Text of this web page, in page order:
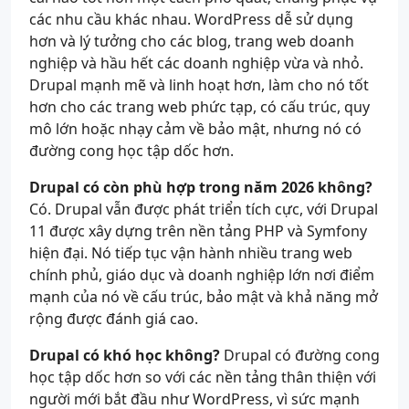
các nhu cầu khác nhau. WordPress dễ sử dụng
hơn và lý tưởng cho các blog, trang web doanh
nghiệp và hầu hết các doanh nghiệp vừa và nhỏ.
Drupal mạnh mẽ và linh hoạt hơn, làm cho nó tốt
hơn cho các trang web phức tạp, có cấu trúc, quy
mô lớn hoặc nhạy cảm về bảo mật, nhưng nó có
đường cong học tập dốc hơn.
Drupal có còn phù hợp trong năm 2026 không?
Có. Drupal vẫn được phát triển tích cực, với Drupal
11 được xây dựng trên nền tảng PHP và Symfony
hiện đại. Nó tiếp tục vận hành nhiều trang web
chính phủ, giáo dục và doanh nghiệp lớn nơi điểm
mạnh của nó về cấu trúc, bảo mật và khả năng mở
rộng được đánh giá cao.
Drupal có khó học không? Drupal có đường cong
học tập dốc hơn so với các nền tảng thân thiện với
người mới bắt đầu như WordPress, vì sức mạnh